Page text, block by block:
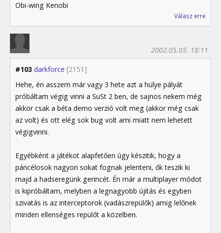
Obi-wing Kenobi
Válasz erre
#103 darkforce [2151]
2002.05.05. 18:11
Hehe, én asszem már vagy 3 hete azt a hülye pályát
próbáltam végig vinni a SuSt 2 ben, de sajnos nekem még
akkor csak a béta demo verzió volt meg (akkor még csak
az volt) és ott elég sok bug volt ami miatt nem lehetett
végigvinni.
Egyébként a játékot alapfetően úgy készitik, hogy a
páncélosok nagyon sokat fognak jelenteni, ők teszik ki
majd a hadseregünk gerincét. Én már a multiplayer módot
is kipróbáltam, melyben a legnagyobb újitás és egyben
szivatás is az interceptorok (vadászrepülők) amig lelőnek
minden ellenséges repülőt a közelben.